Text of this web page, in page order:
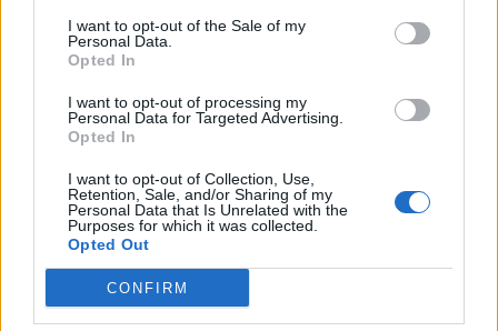
I want to opt-out of the Sale of my
Personal Data.
Opted In
I want to opt-out of processing my
Personal Data for Targeted Advertising.
Opted In
I want to opt-out of Collection, Use,
Retention, Sale, and/or Sharing of my
Personal Data that Is Unrelated with the
Purposes for which it was collected.
Opted Out
CONFIRM